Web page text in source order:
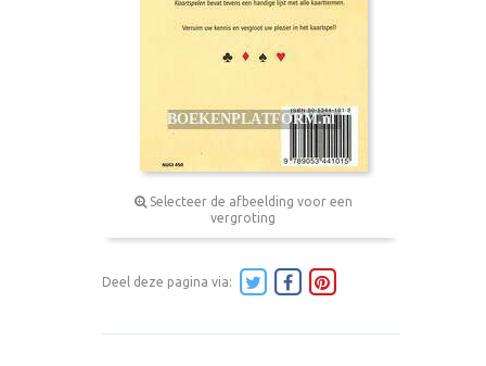
Selecteer de afbeelding voor een
vergroting
Deel deze pagina via: